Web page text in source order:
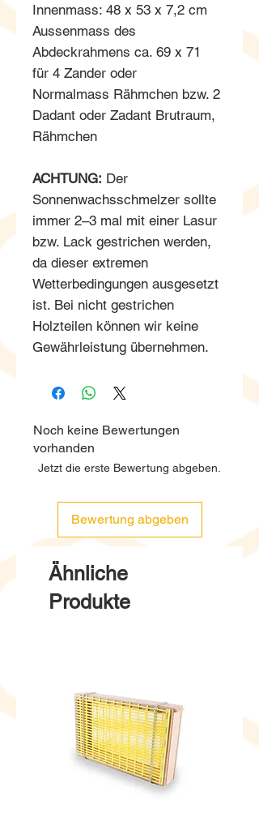
Innenmass: 48 x 53 x 7,2 cm
Aussenmass des
Abdeckrahmens ca. 69 x 71
für 4 Zander oder
Normalmass Rähmchen bzw. 2
Dadant oder Zadant Brutraum,
Rähmchen
ACHTUNG: Der
Sonnenwachsschmelzer sollte
immer 2–3 mal mit einer Lasur
bzw. Lack gestrichen werden,
da dieser extremen
Wetterbedingungen ausgesetzt
ist. Bei nicht gestrichen
Holzteilen können wir keine
Gewährleistung übernehmen.
Noch keine Bewertungen
vorhanden
Jetzt die erste Bewertung abgeben.
Bewertung abgeben
Ähnliche
Produkte